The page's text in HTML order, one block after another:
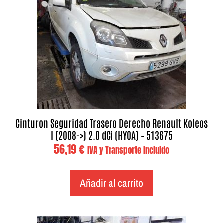
Cinturon Seguridad Trasero Derecho Renault Koleos
I (2008->) 2.0 dCi (HY0A) – 513675
56,19€ IVA y Transporte Incluido
Añadir al carrito